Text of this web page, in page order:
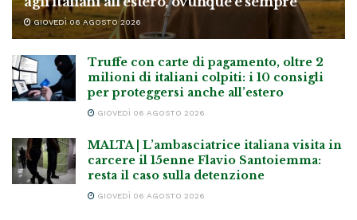
GIOVEDÌ 06 AGOSTO 2026
Truffe con carte di pagamento, oltre 2
milioni di italiani colpiti: i 10 consigli
per proteggersi anche all’estero
GIOVEDÌ 06 AGOSTO 2026
MALTA | L’ambasciatrice italiana visita in
carcere il 15enne Flavio Santoiemma:
resta il caso sulla detenzione
GIOVEDÌ 06 AGOSTO 2026